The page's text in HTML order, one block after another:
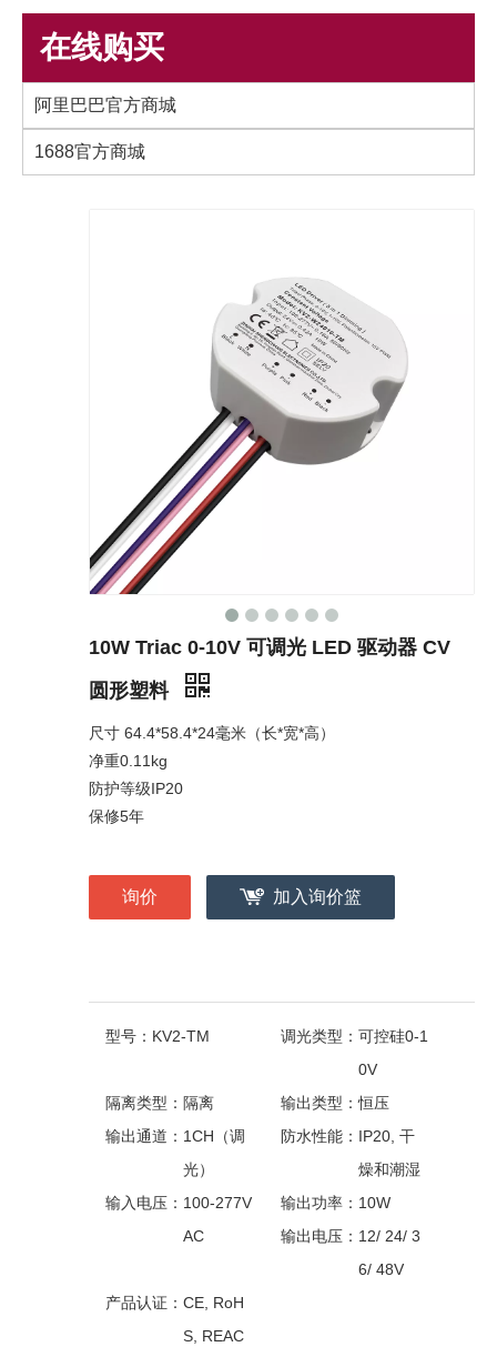
在线购买
阿里巴巴官方商城
1688官方商城
10W Triac 0-10V 可调光 LED 驱动器 CV
圆形塑料
尺寸 64.4*58.4*24毫米（长*宽*高）
净重0.11kg
防护等级IP20
保修5年
询价 加入询价篮
型号： KV2-TM 调光类型：可控硅0-1
0V
隔离类型： 隔离 输出类型：恒压
输出通道： 1CH（调
光）
防水性能： IP20, 干
燥和潮湿
输入电压： 100-277V
AC
输出功率： 10W
输出电压： 12/ 24/ 3
6/ 48V
产品认证： CE, RoH
S, REAC